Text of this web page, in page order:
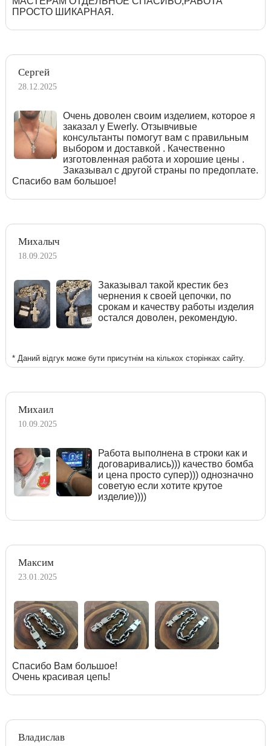
ПРОСТО ШИКАРНАЯ.
Сергей
28.12.2025
Очень доволен своим изделием, которое я
заказал у Ewerly. Отзывчивые
консультанты помогут вам с правильным
выбором и доставкой . Качественно
изготовленная работа и хорошие цены .
Заказывал с другой страны по предоплате.
Спасибо вам большое!
Михалыч
18.09.2025
Заказывал такой крестик без
чернения к своей цепочки, по
срокам и качеству работы изделия
остался доволен, рекомендую.
* Даний відгук може бути присутнім на кількох сторінках сайту.
Михаил
10.09.2025
Работа выполнена в строки как и
договаривались))) качество бомба
и цена просто супер))) однозначно
советую если хотите крутое
изделие))))
Максим
23.01.2025
Спасибо Вам большое!
Очень красивая цепь!
Владислав